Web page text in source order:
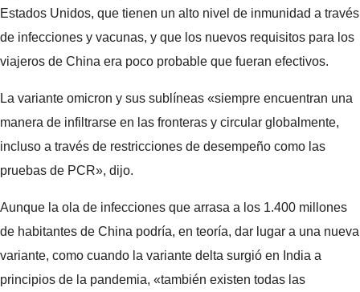
Estados Unidos, que tienen un alto nivel de inmunidad a través
de infecciones y vacunas, y que los nuevos requisitos para los
viajeros de China era poco probable que fueran efectivos.
La variante omicron y sus sublíneas «siempre encuentran una
manera de infiltrarse en las fronteras y circular globalmente,
incluso a través de restricciones de desempeño como las
pruebas de PCR», dijo.
Aunque la ola de infecciones que arrasa a los 1.400 millones
de habitantes de China podría, en teoría, dar lugar a una nueva
variante, como cuando la variante delta surgió en India a
principios de la pandemia, «también existen todas las